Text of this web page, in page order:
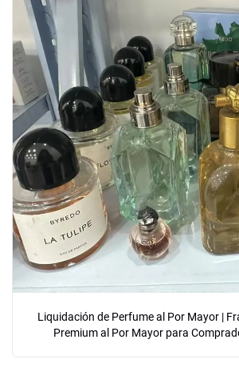
Liquidación de Perfume al Por Mayor |
Premium al Por Mayor para